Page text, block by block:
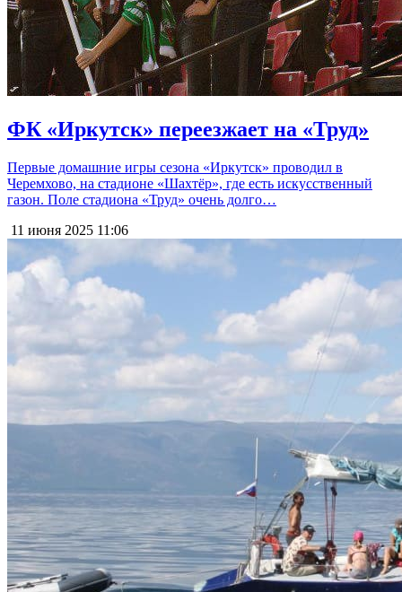
ФК «Иркутск» переезжает на «Труд»
Первые домашние игры сезона «Иркутск» проводил в
Черемхово, на стадионе «Шахтёр», где есть искусственный
газон. Поле стадиона «Труд» очень долго…
11 июня 2025 11:06